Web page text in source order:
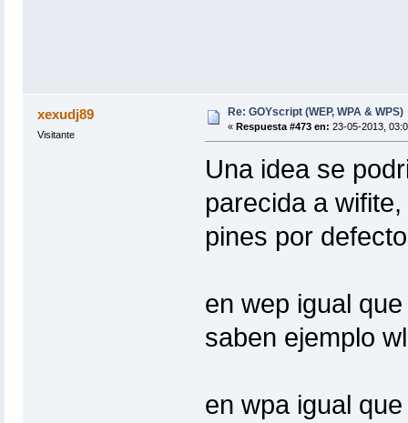
xexudj89
Visitante
Re: GOYscript (WEP, WPA & WPS)
« Respuesta #473 en: 23-05-2013,
Una idea se
parecida a
pines por
en wep igual
saben ejemplo
en wpa igual